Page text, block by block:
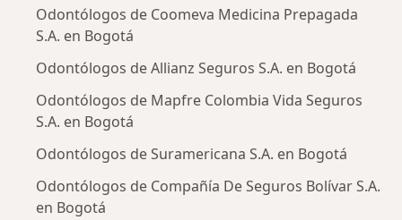
Odontólogos de Coomeva Medicina Prepagada
S.A. en Bogotá
Odontólogos de Allianz Seguros S.A. en Bogotá
Odontólogos de Mapfre Colombia Vida Seguros
S.A. en Bogotá
Odontólogos de Suramericana S.A. en Bogotá
Odontólogos de Compañía De Seguros Bolívar S.A.
en Bogotá